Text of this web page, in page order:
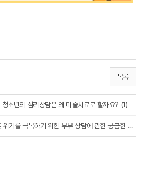
목록
청소년의 심리상담은 왜 미술치료로 할까요? (1)
인터뷰┃ 이혼 위기를 극복하기 위한 부부 상담에 관한 궁금한 이야기 (2)